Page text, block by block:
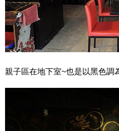
親子區在地下室~也是以黑色調